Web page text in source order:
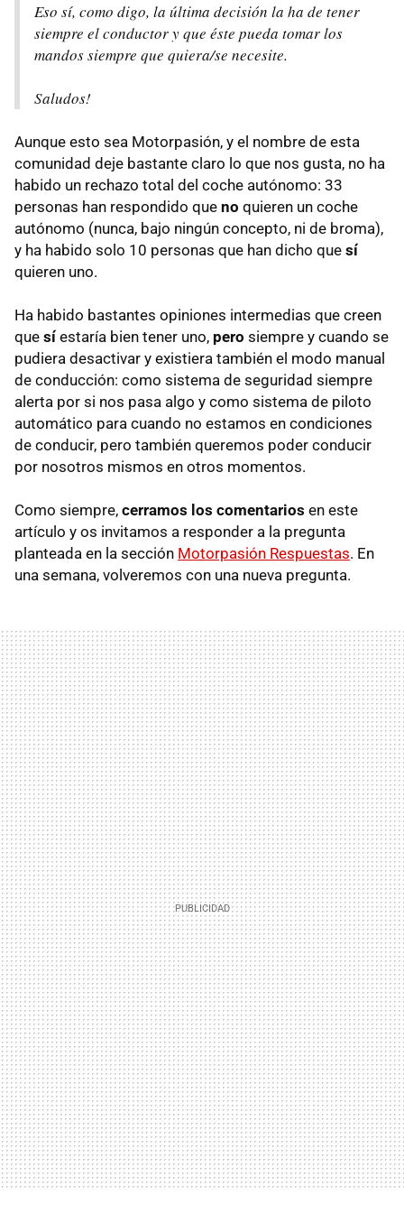
Eso sí, como digo, la última decisión la ha de tener
siempre el conductor y que éste pueda tomar los
mandos siempre que quiera/se necesite.
Saludos!
Aunque esto sea Motorpasión, y el nombre de esta
comunidad deje bastante claro lo que nos gusta, no ha
habido un rechazo total del coche autónomo: 33
personas han respondido que no quieren un coche
autónomo (nunca, bajo ningún concepto, ni de broma),
y ha habido solo 10 personas que han dicho que sí
quieren uno.
Ha habido bastantes opiniones intermedias que creen
que sí estaría bien tener uno, pero siempre y cuando se
pudiera desactivar y existiera también el modo manual
de conducción: como sistema de seguridad siempre
alerta por si nos pasa algo y como sistema de piloto
automático para cuando no estamos en condiciones
de conducir, pero también queremos poder conducir
por nosotros mismos en otros momentos.
Como siempre, cerramos los comentarios en este
artículo y os invitamos a responder a la pregunta
planteada en la sección Motorpasión Respuestas. En
una semana, volveremos con una nueva pregunta.